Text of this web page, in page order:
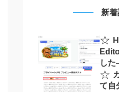
新
☆
し
像の
手軽
☆
て自